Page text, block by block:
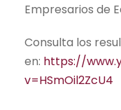
Empresarios de
Consulta los
en: https://
v=HSmOil2ZcU4